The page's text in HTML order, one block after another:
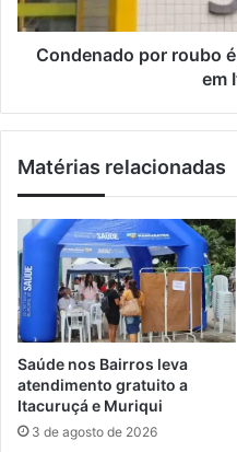
a
s
n
m
p
a
r
a
t
d
o
o
d
o
u
b
é
p
r
e
s
n
o
Condenado por roubo
em
Matérias relacionadas
Saúde nos Bairros leva
atendimento gratuito a
Itacuruçá e Muriqui
3 de agosto de 2026